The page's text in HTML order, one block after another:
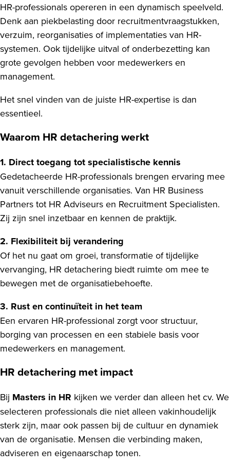
HR-professionals opereren in een dynamisch speelveld.
Denk aan piekbelasting door recruitmentvraagstukken,
verzuim, reorganisaties of implementaties van HR-
systemen. Ook tijdelijke uitval of onderbezetting kan
grote gevolgen hebben voor medewerkers en
management.
Het snel vinden van de juiste HR-expertise is dan
essentieel.
Waarom HR detachering werkt
1. Direct toegang tot specialistische kennis
Gedetacheerde HR-professionals brengen ervaring mee
vanuit verschillende organisaties. Van HR Business
Partners tot HR Adviseurs en Recruitment Specialisten.
Zij zijn snel inzetbaar en kennen de praktijk.
2. Flexibiliteit bij verandering
Of het nu gaat om groei, transformatie of tijdelijke
vervanging, HR detachering biedt ruimte om mee te
bewegen met de organisatiebehoefte.
3. Rust en continuïteit in het team
Een ervaren HR-professional zorgt voor structuur,
borging van processen en een stabiele basis voor
medewerkers en management.
HR detachering met impact
Bij Masters in HR kijken we verder dan alleen het cv. We
selecteren professionals die niet alleen vakinhoudelijk
sterk zijn, maar ook passen bij de cultuur en dynamiek
van de organisatie. Mensen die verbinding maken,
adviseren en eigenaarschap tonen.